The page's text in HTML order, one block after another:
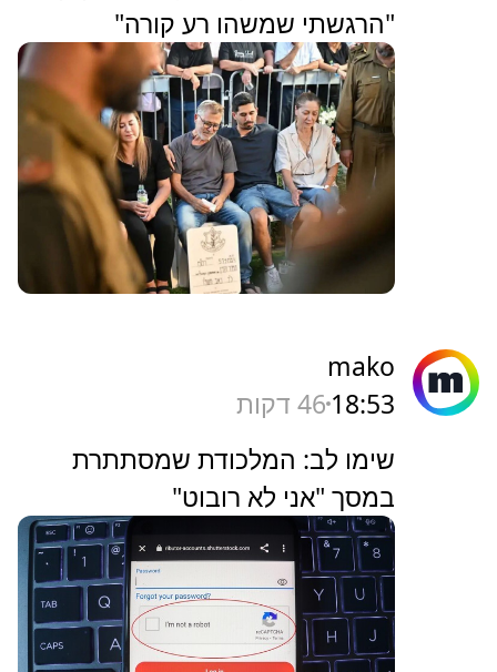
ישראל היום
אביו של רס"ל (במיל') תמיר וקנין:
"הרגשתי שמשהו רע קורה"